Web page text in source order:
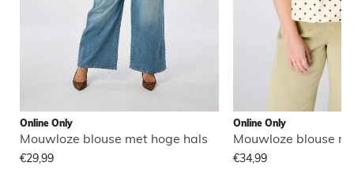
Online Only
Mouwloze blouse met hoge hals
€29,99
Online Only
Mouwloze blouse
€34,99